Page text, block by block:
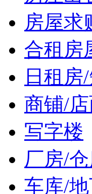
房屋求
合租房
日租房
商铺/
写字楼
厂房/
车库/